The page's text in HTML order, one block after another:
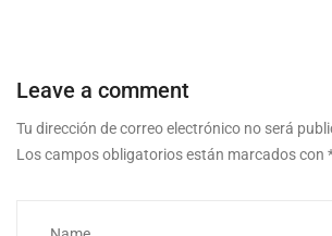
Leave a comment
Tu dirección de correo electrónico no será
Los campos obligatorios están marcados con